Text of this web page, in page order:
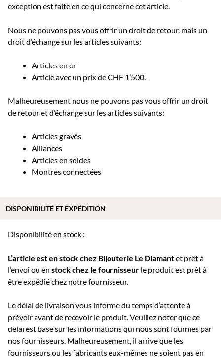
exception est faite en ce qui concerne cet article.
Nous ne pouvons pas vous offrir un droit de retour, mais un
droit d’échange sur les articles suivants:
Articles en or
Article avec un prix de CHF 1’500.-
Malheureusement nous ne pouvons pas vous offrir un droit
de retour et d’échange sur les articles suivants:
Articles gravés
Alliances
Articles en soldes
Montres connectées
Disponibilité en stock :
L’article est en stock chez Bijouterie Le Diamantet prêt à
l’envoi ou en stock chez le fournisseur le produit est prêt à
être expédié chez notre fournisseur.
Le délai de livraison vous informe du temps d’attente à
prévoir avant de recevoir le produit. Veuillez noter que ce
délai est basé sur les informations qui nous sont fournies par
nos fournisseurs. Malheureusement, il arrive que les
fournisseurs ou les fabricants eux-mêmes ne soient pas en
DISPONIBILITÉ ET EXPÉDITION